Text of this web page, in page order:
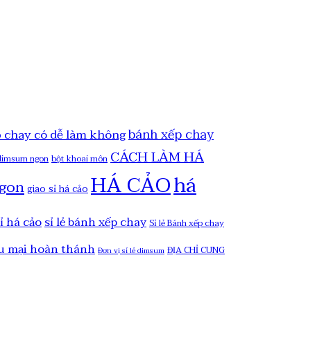
có dễ làm khôngbánh xếp chay
ngonbột khoai mônCÁCH LÀM HÁ
giao sỉ há cảoHÁ CẢOhá
há cảosỉ lẻ bánh xếp chaySỉ lẻ Bánh xếp chay
mại hoàn thánh Đơn vị sỉ lẻ dimsum ĐỊA CHỈ CUNG